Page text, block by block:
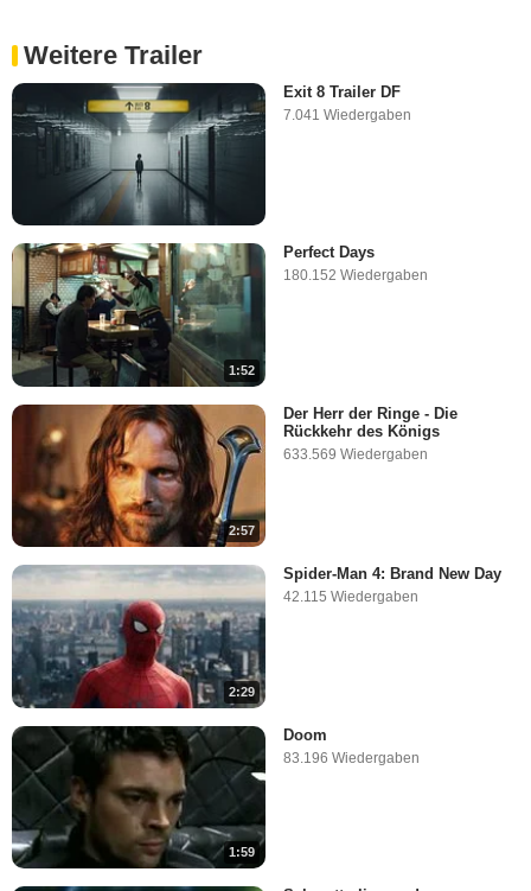
Weitere Trailer
Exit 8 Trailer DF
7.041 Wiedergaben
1:52
Perfect Days
180.152 Wiedergaben
2:57
Der Herr der Ringe - Die
Rückkehr des Königs
633.569 Wiedergaben
2:29
Spider-Man 4: Brand New Day
42.115 Wiedergaben
1:59
Doom
83.196 Wiedergaben